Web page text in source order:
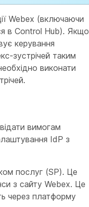
Webex (включаючи
в Control Hub). Якщо
керування
зустрічей таким
виконати
вимогам
IdP з
послуг (SP). Це
з сайту Webex. Це
через платформу